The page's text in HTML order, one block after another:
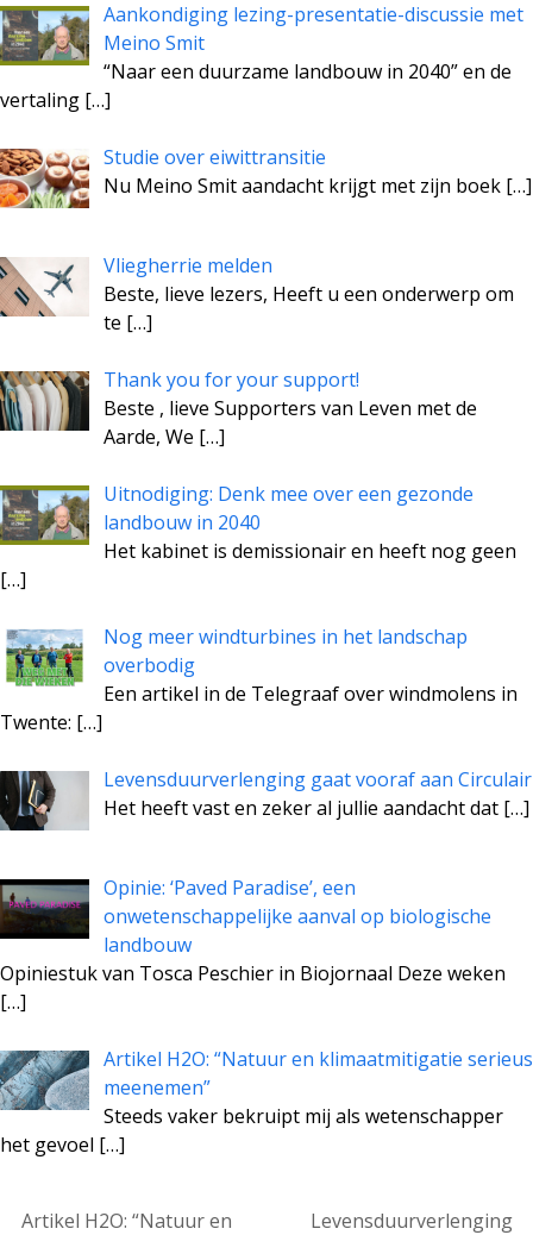
Aankondiging lezing-presentatie-discussie met
Meino Smit
“Naar een duurzame landbouw in 2040” en de
vertaling […]
Studie over eiwittransitie
Nu Meino Smit aandacht krijgt met zijn boek […]
Vliegherrie melden
Beste, lieve lezers, Heeft u een onderwerp om
te […]
Thank you for your support!
Beste , lieve Supporters van Leven met de
Aarde, We […]
Uitnodiging: Denk mee over een gezonde
landbouw in 2040
Het kabinet is demissionair en heeft nog geen
[…]
Nog meer windturbines in het landschap
overbodig
Een artikel in de Telegraaf over windmolens in
Twente: […]
Levensduurverlenging gaat vooraf aan Circulair
Het heeft vast en zeker al jullie aandacht dat […]
Opinie: ‘Paved Paradise’, een
onwetenschappelijke aanval op biologische
landbouw
Opiniestuk van Tosca Peschier in Biojornaal Deze weken
[…]
Artikel H2O: “Natuur en klimaatmitigatie serieus
meenemen”
Steeds vaker bekruipt mij als wetenschapper
het gevoel […]
Artikel H2O: “Natuur en
Levensduurverlenging